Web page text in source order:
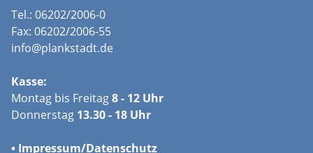
Tel.: 06202/2006-0
Fax: 06202/2006-55
info@plankstadt.de
Kasse:
Montag bis Freitag8 - 12 Uhr
Donnerstag 13.30 - 18 Uhr
• Impressum/Datenschutz